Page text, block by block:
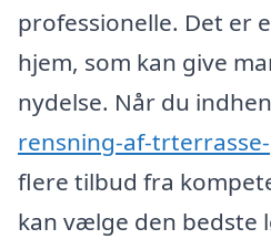
professionelle. Det er
hjem, som kan give
nydelse. Når du
rensning-af-
flere tilbud fra
kan vælge den bedste